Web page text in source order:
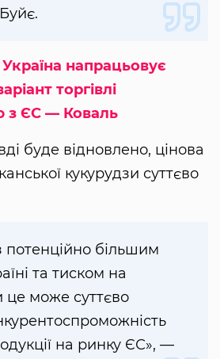
Україна напрацьовує
торгівлі
з ЄС — Коваль
буде відновлено, цінова
кукурудзи суттєво
потенційно більшим
та тиском на
це може суттєво
на ринку ЄС», —